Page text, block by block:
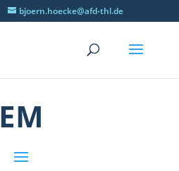
bjoern.hoecke@afd-thl.de
EM